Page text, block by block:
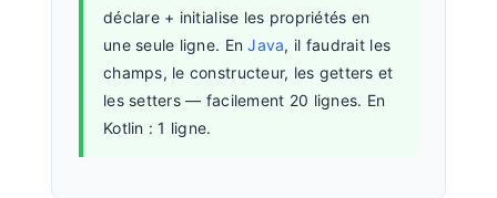
déclare + initialise les propriétés en
une seule ligne. EnJava, il faudrait les
champs, le constructeur, les getters et
les setters — facilement 20 lignes. En
Kotlin : 1 ligne.